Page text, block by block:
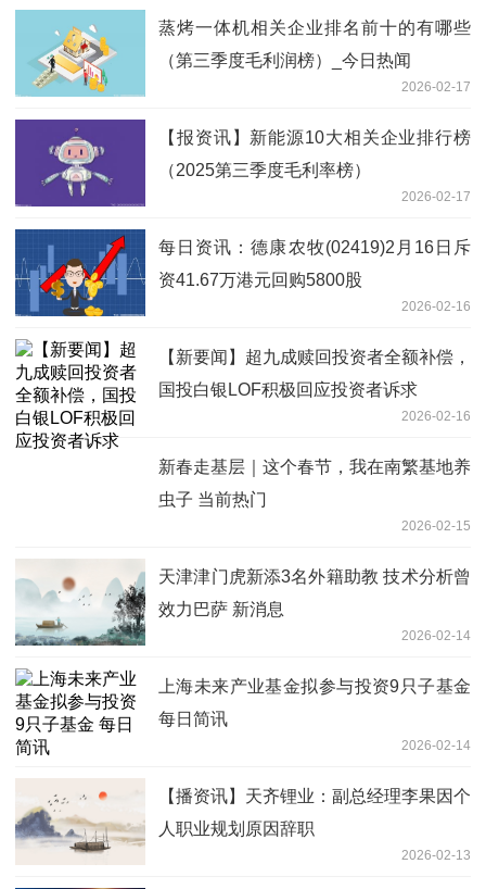
蒸烤一体机相关企业排名前十的有哪些
（第三季度毛利润榜）_今日热闻
2026-02-17
【报资讯】新能源10大相关企业排行榜
（2025第三季度毛利率榜）
2026-02-17
每日资讯：德康农牧(02419)2月16日斥
资41.67万港元回购5800股
2026-02-16
【新要闻】超九成赎回投资者全额补偿，
国投白银LOF积极回应投资者诉求
2026-02-16
新春走基层｜这个春节，我在南繁基地养
虫子 当前热门
2026-02-15
天津津门虎新添3名外籍助教 技术分析曾
效力巴萨 新消息
2026-02-14
上海未来产业基金拟参与投资9只子基金
每日简讯
2026-02-14
【播资讯】天齐锂业：副总经理李果因个
人职业规划原因辞职
2026-02-13